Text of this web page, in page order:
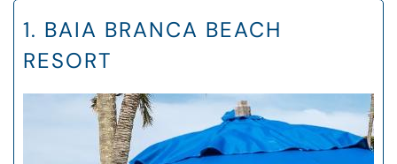
1. BAIA BRANCA BEACH
RESORT